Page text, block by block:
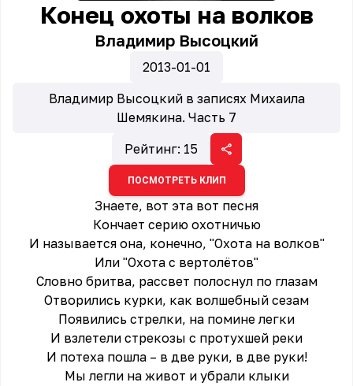
Конец охоты на волков
Владимир Высоцкий
2013-01-01
Владимир Высоцкий в записях Михаила
Шемякина. Часть 7
Рейтинг: 15
ПОСМОТРЕТЬ КЛИП
Знаете, вот эта вот песня
Кончает серию охотничью
И называется она, конечно, "Охота на волков"
Или "Охота с вертолётов"
Словно бритва, рассвет полоснул по глазам
Отворились курки, как волшебный сезам
Появились стрелки, на помине легки
И взлетели стрекозы с протухшей реки
И потеха пошла – в две руки, в две руки!
Мы легли на живот и убрали клыки